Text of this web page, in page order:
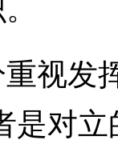
发
是对